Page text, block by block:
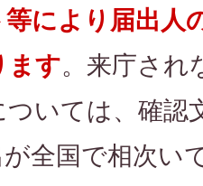
により届出人
ます。来庁され
いては、確認
全国で相次い